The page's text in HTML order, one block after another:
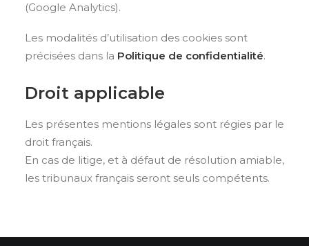
(Google Analytics).
Les modalités d’utilisation des cookies sont
précisées dans la Politique de confidentialité.
Droit applicable
Les présentes mentions légales sont régies par le
droit français.
En cas de litige, et à défaut de résolution amiable,
les tribunaux français seront seuls compétents.